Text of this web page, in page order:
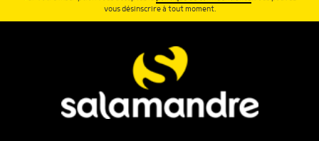
vous désinscrire à tout moment.